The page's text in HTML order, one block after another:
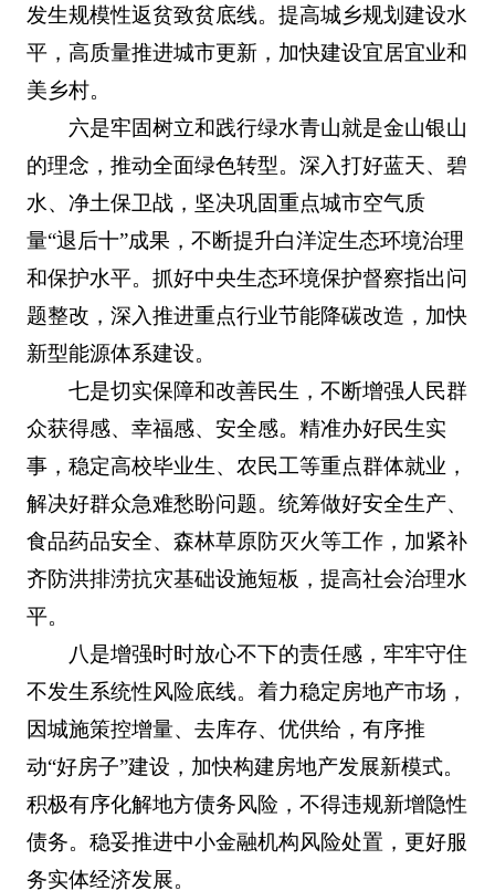
发生规模性返贫致贫底线。提高城乡规划建设水
平，高质量推进城市更新，加快建设宜居宜业和
美乡村。
六是牢固树立和践行绿水青山就是金山银山
的理念，推动全面绿色转型。深入打好蓝天、碧
水、净土保卫战，坚决巩固重点城市空气质
量“退后十”成果，不断提升白洋淀生态环境治理
和保护水平。抓好中央生态环境保护督察指出问
题整改，深入推进重点行业节能降碳改造，加快
新型能源体系建设。
七是切实保障和改善民生，不断增强人民群
众获得感、幸福感、安全感。精准办好民生实
事，稳定高校毕业生、农民工等重点群体就业，
解决好群众急难愁盼问题。统筹做好安全生产、
食品药品安全、森林草原防灭火等工作，加紧补
齐防洪排涝抗灾基础设施短板，提高社会治理水
平。
八是增强时时放心不下的责任感，牢牢守住
不发生系统性风险底线。着力稳定房地产市场，
因城施策控增量、去库存、优供给，有序推
动“好房子”建设，加快构建房地产发展新模式。
积极有序化解地方债务风险，不得违规新增隐性
债务。稳妥推进中小金融机构风险处置，更好服
务实体经济发展。